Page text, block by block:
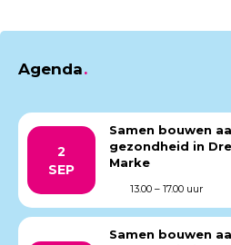
Agenda
2
SEP
Samen bouwen
gezondheid in
Marke
13.00 – 17.00 uur
Samen bouwen